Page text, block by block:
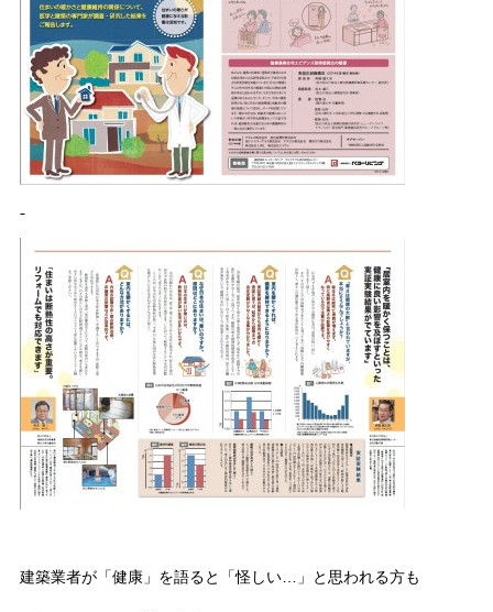
建築業者が「健康」を語ると「怪しい…」と思われる方も